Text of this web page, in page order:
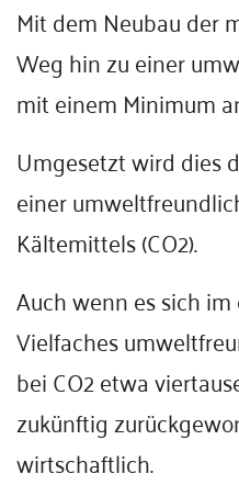
Mit dem Neubau der
Weg hin zu einer
mit einem Minimum
Umgesetzt wird dies
einer
Kältemittels (CO2).
Auch wenn es sich
Vielfaches
bei CO2 etwa
zukünftig
wirtschaftlich.